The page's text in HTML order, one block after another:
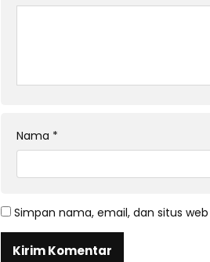
Nama *
Simpan nama, email, dan situs